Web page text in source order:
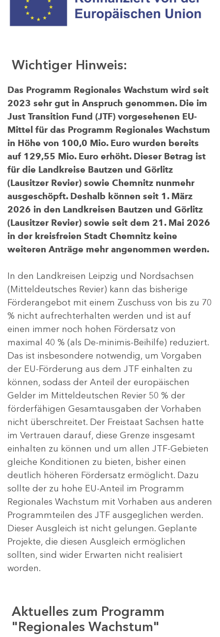
Wichtiger Hinweis:
Das Programm Regionales Wachstum wird seit
2023 sehr gut in Anspruch genommen. Die im
Just Transition Fund (JTF) vorgesehenen EU-
Mittel für das Programm Regionales Wachstum
in Höhe von 100,0 Mio. Euro wurden bereits
auf 129,55 Mio. Euro erhöht. Dieser Betrag ist
für die Landkreise Bautzen und Görlitz
(Lausitzer Revier) sowie Chemnitz nunmehr
ausgeschöpft. Deshalb können seit 1. März
2026 in den Landkreisen Bautzen und Görlitz
(Lausitzer Revier) sowie seit dem 21. Mai 2026
in der kreisfreien Stadt Chemnitz keine
weiteren Anträge mehr angenommen werden.
In den Landkreisen Leipzig und Nordsachsen
(Mitteldeutsches Revier) kann das bisherige
Förderangebot mit einem Zuschuss von bis zu 70
% nicht aufrechterhalten werden und ist auf
einen immer noch hohen Fördersatz von
maximal 40 % (als De-minimis-Beihilfe) reduziert.
Das ist insbesondere notwendig, um Vorgaben
der EU-Förderung aus dem JTF einhalten zu
können, sodass der Anteil der europäischen
Gelder im Mitteldeutschen Revier 50 % der
förderfähigen Gesamtausgaben der Vorhaben
nicht überschreitet. Der Freistaat Sachsen hatte
im Vertrauen darauf, diese Grenze insgesamt
einhalten zu können und um allen JTF-Gebieten
gleiche Konditionen zu bieten, bisher einen
deutlich höheren Fördersatz ermöglicht. Dazu
sollte der zu hohe EU-Anteil im Programm
Regionales Wachstum mit Vorhaben aus anderen
Programmteilen des JTF ausgeglichen werden.
Dieser Ausgleich ist nicht gelungen. Geplante
Projekte, die diesen Ausgleich ermöglichen
sollten, sind wider Erwarten nicht realisiert
worden.
Aktuelles zum Programm
"Regionales Wachstum"